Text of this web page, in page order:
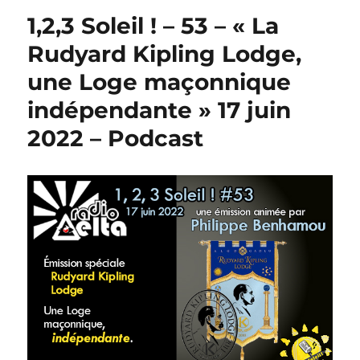
1,2,3 Soleil ! – 53 – « La
Rudyard Kipling Lodge,
une Loge maçonnique
indépendante » 17 juin
2022 – Podcast